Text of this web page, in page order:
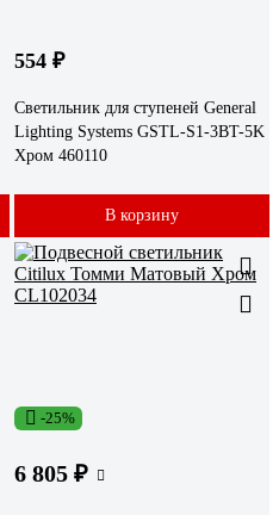
554 ₽
Светильник для ступеней General
Lighting Systems GSTL-S1-3BT-5K
Хром 460110
В корзину
-25%
6 805 ₽